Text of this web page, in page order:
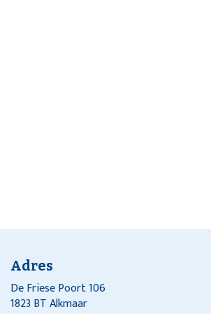
Adres
De Friese Poort 106
1823 BT Alkmaar